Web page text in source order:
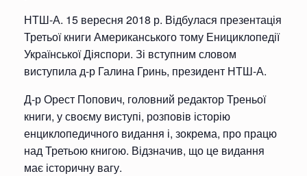
НТШ-А. 15 вересня 2018 р. Відбулася презентація
Третьої книги Американського тому Енициклопедії
Української Діяспори. Зі вступним словом
виступила д-р Галина Гринь, президент НТШ-А.
Д-р Орест Попович, головний редактор Треньої
книги, у своєму виступі, розповів історію
енциклопедичного видання і, зокрема, про працю
над Третьою книгою. Відзначив, що це видання
має історичну вагу.